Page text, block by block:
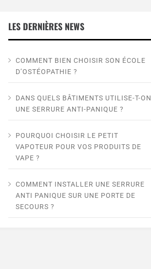
LES DERNIÈRES NEWS
COMMENT BIEN CHOISIR SON ÉCOLE
D’OSTÉOPATHIE ?
DANS QUELS BÂTIMENTS UTILISE-T-ON
UNE SERRURE ANTI-PANIQUE ?
POURQUOI CHOISIR LE PETIT
VAPOTEUR POUR VOS PRODUITS DE
VAPE ?
COMMENT INSTALLER UNE SERRURE
ANTI PANIQUE SUR UNE PORTE DE
SECOURS ?